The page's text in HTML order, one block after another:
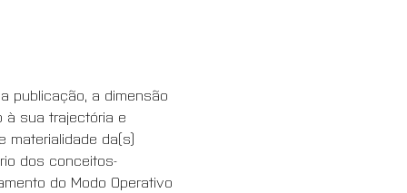
publicação, a dimensão
à sua trajectória e
materialidade da(s)
dos conceitos-
do Modo Operativo